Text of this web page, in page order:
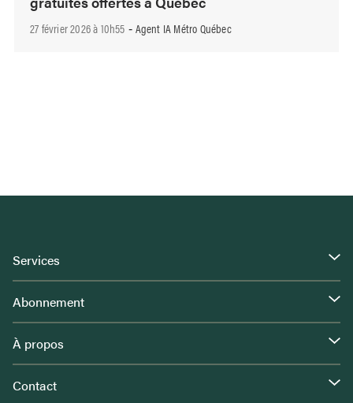
27 février 2026 à 10h55 - Agent IA Métro Québec
Services
Abonnement
À propos
Contact